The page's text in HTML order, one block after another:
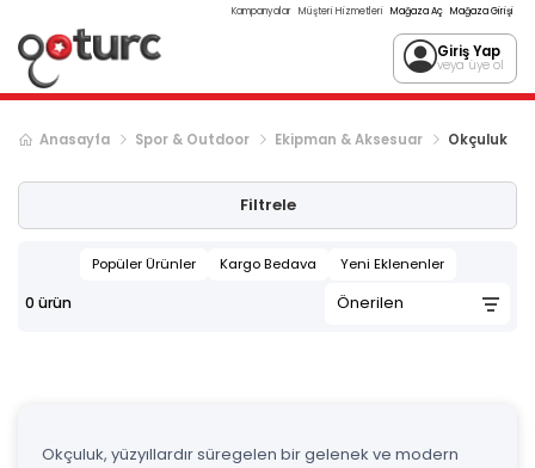
Kampanyalar Müşteri Hizmetleri Mağaza Aç Mağaza Girişi
Giriş Yap
veya üye ol
Anasayfa Spor & Outdoor Ekipman & Aksesuar Okçuluk
Filtrele
Popüler Ürünler Kargo Bedava Yeni Eklenenler
0 ürün
Okçuluk, yüzyıllardır süregelen bir gelenek ve modern